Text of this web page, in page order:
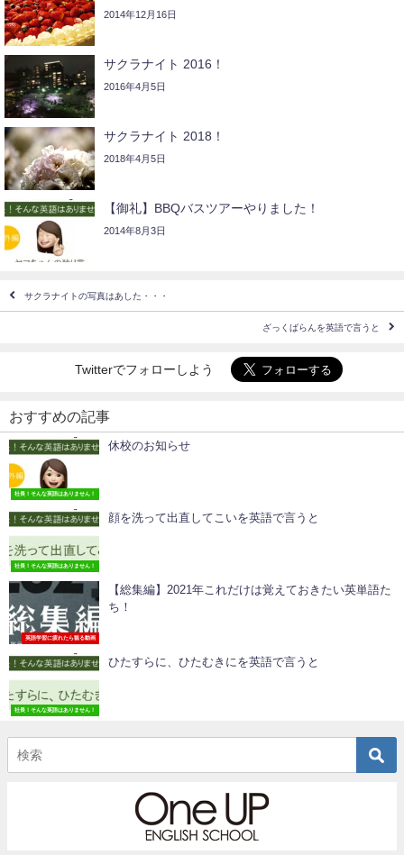
2014年12月16日
サクラナイト 2016！
2016年4月5日
サクラナイト 2018！
2018年4月5日
【御礼】BBQバスツアーやりました！
2014年8月3日
サクラナイトの写真はあした・・・
ざっくばらんを英語で言うと
Twitterでフォローしよう
おすすめの記事
社長！そんな英語はありません！
休校のお知らせ
社長！そんな英語はありません！
顔を洗って出直してこいを英語で言うと
英語学習に疲れたら観る動画
【総集編】2021年これだけは覚えておきたい英単語た
ち！
社長！そんな英語はありません！
ひたすらに、ひたむきにを英語で言うと